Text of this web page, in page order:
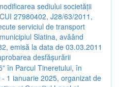
sediului societății
27980402, J28/63/2011,
serviciul de transport
Slatina, avâând
emisă la data de 03.03.2011
desfășurării
în Parcul Tineretului, în
1 ianuarie 2025, organizat de